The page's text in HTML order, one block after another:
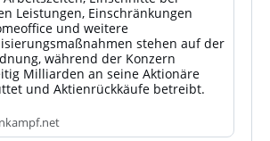
Leistungen, Einschränkungen
und weitere
stehen auf der
während der Konzern
Milliarden an seine Aktionäre
und Aktienrückkäufe betreibt.